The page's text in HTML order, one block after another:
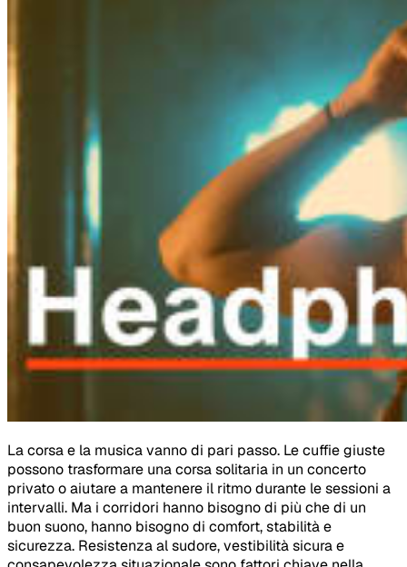
La corsa e la musica vanno di pari passo. Le cuffie giuste
possono trasformare una corsa solitaria in un concerto
privato o aiutare a mantenere il ritmo durante le sessioni a
intervalli. Ma i corridori hanno bisogno di più che di un
buon suono, hanno bisogno di comfort, stabilità e
sicurezza. Resistenza al sudore, vestibilità sicura e